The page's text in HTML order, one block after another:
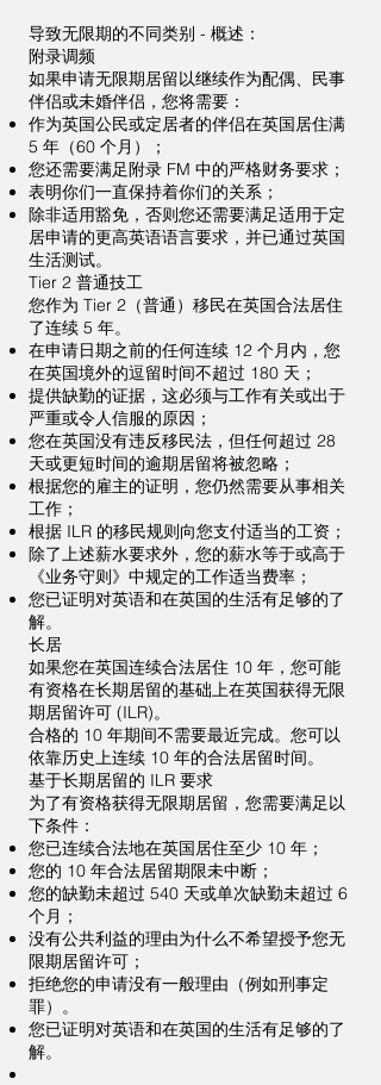
导致无限期的不同类别 - 概述：
附录调频
如果申请无限期居留以继续作为配偶、民事
伴侣或未婚伴侣，您将需要：
作为英国公民或定居者的伴侣在英国居住满
5 年（60 个月）；
您还需要满足附录 FM 中的严格财务要求；
表明你们一直保持着你们的关系；
除非适用豁免，否则您还需要满足适用于定
居申请的更高英语语言要求，并已通过英国
生活测试。
Tier 2 普通技工
您作为 Tier 2（普通）移民在英国合法居住
了连续 5 年。
在申请日期之前的任何连续 12 个月内，您
在英国境外的逗留时间不超过 180 天；
提供缺勤的证据，这必须与工作有关或出于
严重或令人信服的原因；
您在英国没有违反移民法，但任何超过 28
天或更短时间的逾期居留将被忽略；
根据您的雇主的证明，您仍然需要从事相关
工作；
根据 ILR 的移民规则向您支付适当的工资；
除了上述薪水要求外，您的薪水等于或高于
《业务守则》中规定的工作适当费率；
您已证明对英语和在英国的生活有足够的了
解。
长居
如果您在英国连续合法居住 10 年，您可能
有资格在长期居留的基础上在英国获得无限
期居留许可 (ILR)。
合格的 10 年期间不需要最近完成。您可以
依靠历史上连续 10 年的合法居留时间。
基于长期居留的 ILR 要求
为了有资格获得无限期居留，您需要满足以
下条件：
您已连续合法地在英国居住至少 10 年；
您的 10 年合法居留期限未中断；
您的缺勤未超过 540 天或单次缺勤未超过 6
个月；
没有公共利益的理由为什么不希望授予您无
限期居留许可；
拒绝您的申请没有一般理由（例如刑事定
罪）。
您已证明对英语和在英国的生活有足够的了
解。